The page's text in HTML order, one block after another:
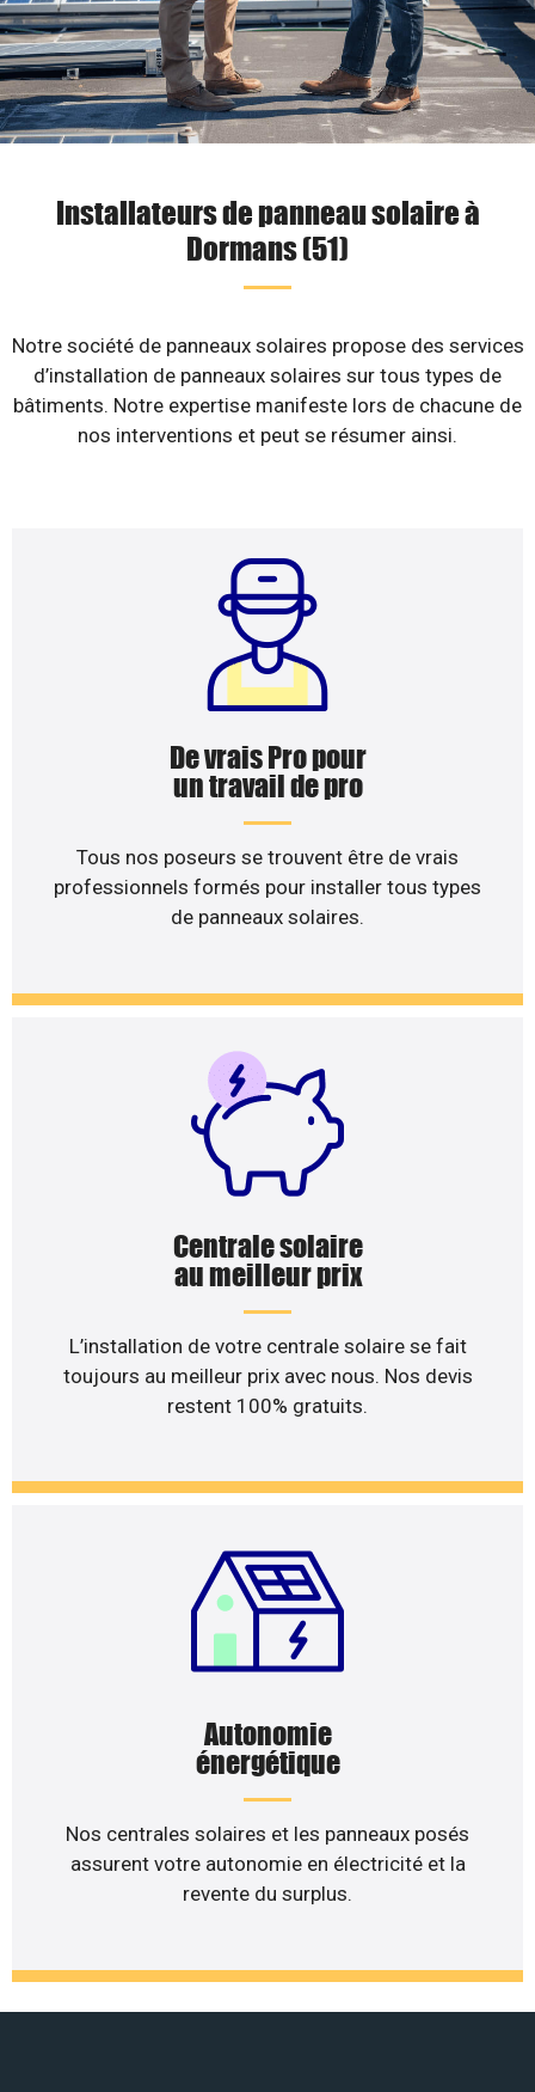
Installateurs de panneau solaire à
Dormans (51)
Notre société de panneaux solaires propose des services
d’installation de panneaux solaires sur tous types de
bâtiments. Notre expertise manifeste lors de chacune de
nos interventions et peut se résumer ainsi.
De vrais Pro pour
un travail de pro
Tous nos poseurs se trouvent être de vrais
professionnels formés pour installer tous types
de panneaux solaires.
Centrale solaire
au meilleur prix
L’installation de votre centrale solaire se fait
toujours au meilleur prix avec nous. Nos devis
restent 100% gratuits.
Autonomie
énergétique
Nos centrales solaires et les panneaux posés
assurent votre autonomie en électricité et la
revente du surplus.